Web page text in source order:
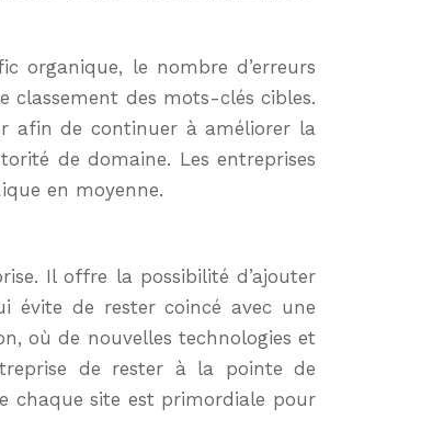
organique, le nombre d’erreurs
classement des mots-clés cibles.
afin de continuer à améliorer la
de domaine. Les entreprises
en moyenne.
Il offre la possibilité d’ajouter
évite de rester coincé avec une
où de nouvelles technologies et
de rester à la pointe de
chaque site est primordiale pour